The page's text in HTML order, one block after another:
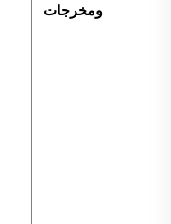
ومخرجات